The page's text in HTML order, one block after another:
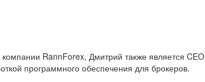
RannForex, Дмитрий также является CEO
программного обеспечения для брокеров.